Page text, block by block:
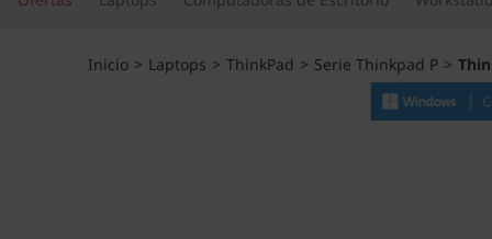
c
Inicio > Laptops > ThinkPad > Serie Thinkpad P >